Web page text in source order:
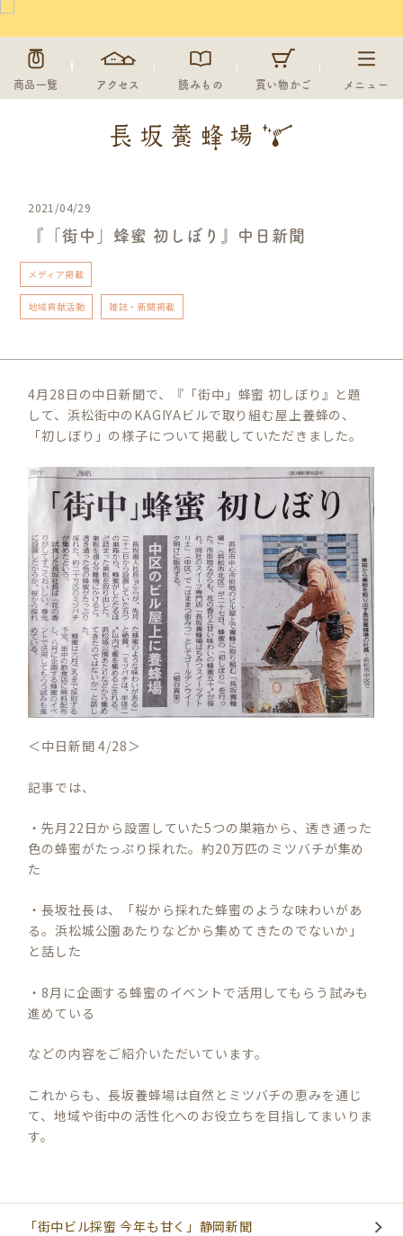
商品一覧 アクセス 読みもの 買い物かご メニュー
2021/04/29
『「街中」蜂蜜 初しぼり』中日新聞
メディア掲載
地域貢献活動 雑誌・新聞掲載
4月28日の中日新聞で、『「街中」蜂蜜 初しぼり』と題
して、浜松街中のKAGIYAビルで取り組む屋上養蜂の、
「初しぼり」の様子について掲載していただきました。
＜中日新聞 4/28＞
記事では、
・先月22日から設置していた5つの巣箱から、透き通った
色の蜂蜜がたっぷり採れた。約20万匹のミツバチが集め
た
・長坂社長は、「桜から採れた蜂蜜のような味わいがあ
る。浜松城公園あたりなどから集めてきたのでないか」
と話した
・8月に企画する蜂蜜のイベントで活用してもらう試みも
進めている
などの内容をご紹介いただいています。
これからも、長坂養蜂場は自然とミツバチの恵みを通じ
て、地域や街中の活性化へのお役立ちを目指してまいりま
す。
「街中ビル採蜜 今年も甘く」静岡新聞